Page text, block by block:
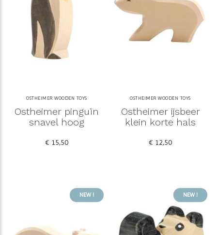
OSTHEIMER WOODEN TOYS
Ostheimer pinguïn
snavel hoog
€ 15,50
OSTHEIMER WOODEN TOYS
Ostheimer ijsbeer
klein korte hals
€ 12,50
NEW ! NEW !